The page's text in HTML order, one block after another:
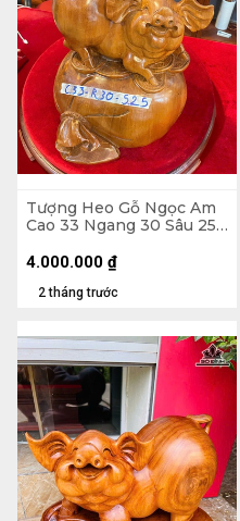
Tượng Heo Gỗ Ngọc Am
Cao 33 Ngang 30 Sâu 25
2 tháng trước
4.000.000 ₫